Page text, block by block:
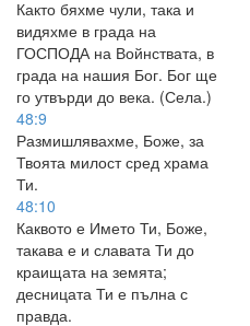
Както бяхме чули, така и
видяхме в града на
ГОСПОДА на Войнствата, в
града на нашия Бог. Бог ще
го утвърди до века. (Села.)
48:9
Размишлявахме, Боже, за
Твоята милост сред храма
Ти.
48:10
Каквото е Името Ти, Боже,
такава е и славата Ти до
краищата на земята;
десницата Ти е пълна с
правда.